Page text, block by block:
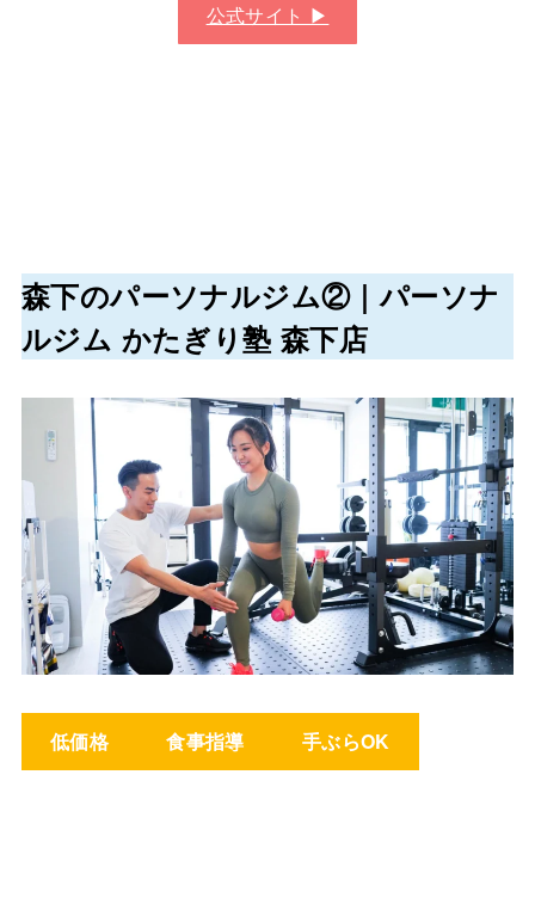
公式サイト ▶︎
森下のパーソナルジム②｜パーソナ
ルジム かたぎり塾 森下店
低価格 食事指導 手ぶらOK